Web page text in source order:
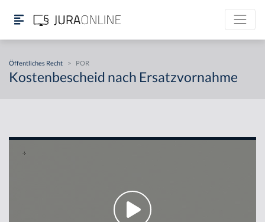
Öffentliches Recht > POR
Kostenbescheid nach Ersatzvornahme